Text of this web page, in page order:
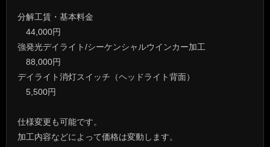
分解工賃・基本料金
44,000円
強発光デイライト/シーケンシャルウインカー加工
88,000円
デイライト消灯スイッチ（ヘッドライト背面）
5,500円
仕様変更も可能です。
加工内容などによって価格は変動します。